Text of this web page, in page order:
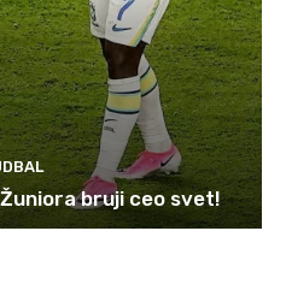
bruji ceo svet!